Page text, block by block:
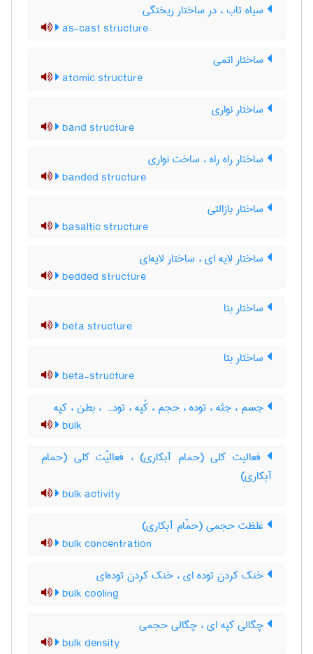
سیاه تاب ، در ساختار ریختگی
as-cast structure
ساختار اتمی
atomic structure
ساختار نواری
band structure
ساختار راه راه ، ساخت نواری
banded structure
ساختار بازالتی
basaltic structure
ساختار لایه ای ، ساختار لایه‌ای
bedded structure
ساختار بتا
beta structure
ساختار بتا
beta-structure
جسم ، جثه ، توده ، حجم ، کُپه ، تودہ ، بطن ، کپه
bulk
فعالیت کلی (حمام آبکاری) ، فعالیّت کلی (حمام
آبکاری)
bulk activity
غلظت حجمی (حمّام آبکاری)
bulk concentration
خنک کردن توده ای ، خنک کردن توده‌ای
bulk cooling
چگالی کپه ای ، چگالی حجمی
bulk density